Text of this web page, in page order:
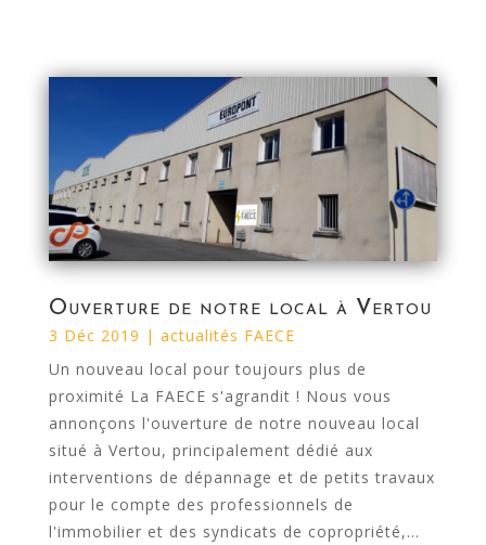
Ouverture de notre local à Vertou
3 Déc 2019 | actualités FAECE
Un nouveau local pour toujours plus de
proximité La FAECE s'agrandit ! Nous vous
annonçons l'ouverture de notre nouveau local
situé à Vertou, principalement dédié aux
interventions de dépannage et de petits travaux
pour le compte des professionnels de
l'immobilier et des syndicats de copropriété,...